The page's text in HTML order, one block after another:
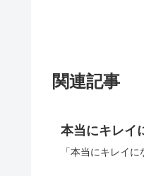
関連記事
本当にキレイ
「本当にキレイ